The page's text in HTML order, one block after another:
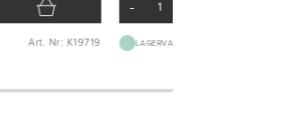
Art. Nr: K19719
-
LAGERVARA